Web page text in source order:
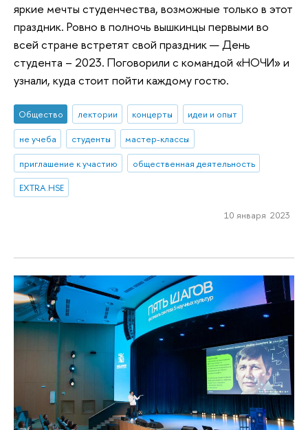
яркие мечты студенчества, возможные только в этот
праздник. Ровно в полночь вышкинцы первыми во
всей стране встретят свой праздник — День
студента – 2023. Поговорили с командой «НОЧИ» и
узнали, куда стоит пойти каждому гостю.
Общество лектории концерты
идеи и опыт
не учеба
студенты
мастер-классы
приглашение к участию
общественная деятельность
EXTRA.HSE
10 января 2023